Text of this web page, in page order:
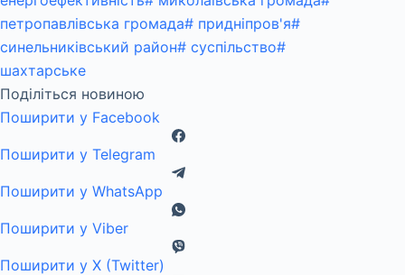
петропавлівська громада# придніпров'я#
синельниківський район# суспільство#
шахтарське
Поділіться новиною
Поширити у Facebook
Поширити у Telegram
Поширити у WhatsApp
Поширити у Viber
Поширити у X (Twitter)